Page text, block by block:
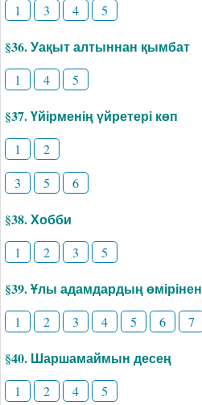
1 3 4 5
§36. Уақыт алтыннан қымбат
1 4 5
§37. Үйірменің үйретері көп
1
2
3
5 6
§38. Хобби
1 2 3 5
§39. Ұлы адамдардың өмірінен
1 2 3 4 5 6 7
§40. Шаршамаймын десең
1 2 4 5